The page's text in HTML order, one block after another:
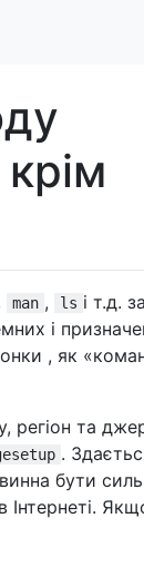
man , ls і т.д.
і
, як
регіон та
.
бути
Інтернеті.